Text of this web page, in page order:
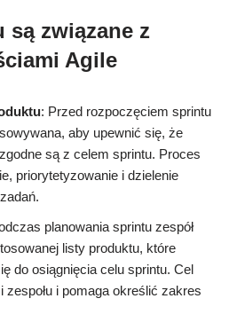
są związane z
Agile
: Przed rozpoczęciem sprintu
aby upewnić się, że
są z celem sprintu. Proces
priorytetyzowanie i dzielenie
planowania sprintu zespół
listy produktu, które
do osiągnięcia celu sprintu. Cel
i pomaga określić zakres